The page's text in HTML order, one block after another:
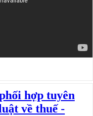
hợp tuyên
về thuế -